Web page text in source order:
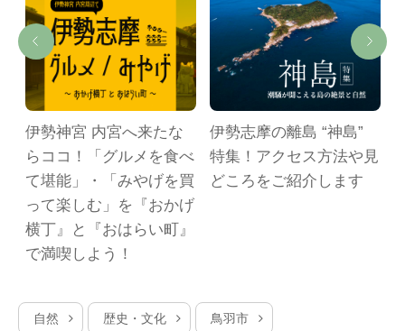
伊勢神宮 内宮へ来たな
らココ！「グルメを食べ
て堪能」・「みやげを買
って楽しむ」を『おかげ
横丁』と『おはらい町』
で満喫しよう！
伊勢志摩の離島 “神島”
特集！アクセス方法や見
どころをご紹介します
自然 歴史・文化 鳥羽市